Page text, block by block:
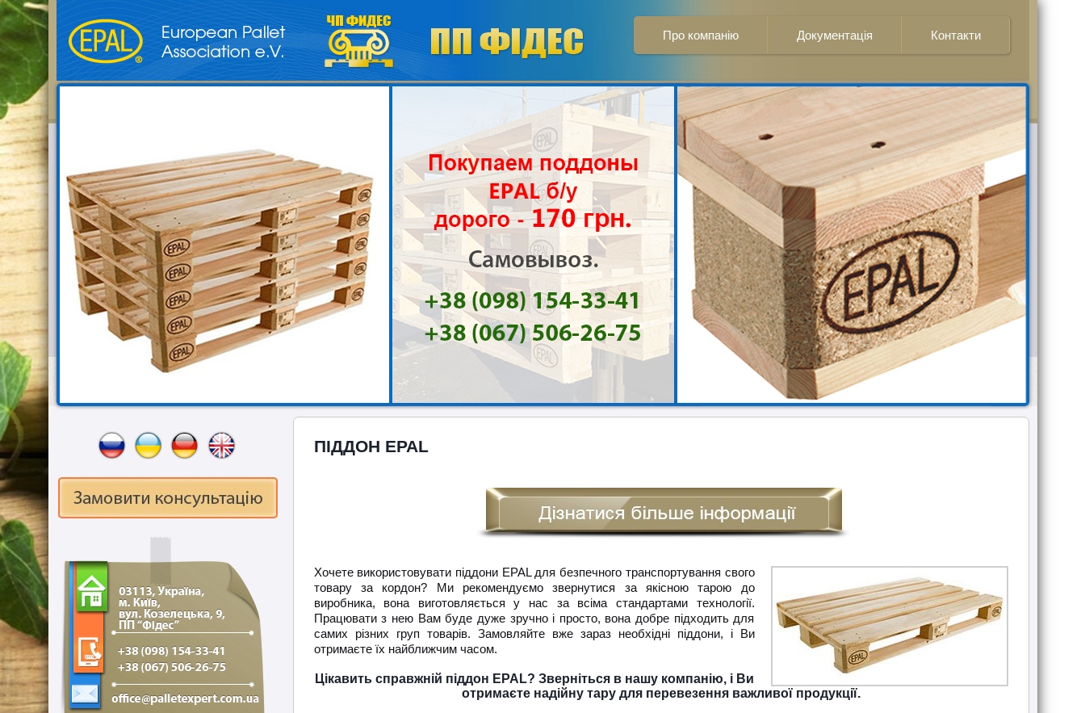
Про компанію Документація Контакти
ПІДДОН EPAL
Хочете використовувати піддони EPAL для безпечного транспортування свого
товару за кордон? Ми рекомендуємо звернутися за якісною тарою до
виробника, вона виготовляється у нас за всіма стандартами технології.
Працювати з нею Вам буде дуже зручно і просто, вона добре підходить для
самих різних груп товарів. Замовляйте вже зараз необхідні піддони, і Ви
отримаєте їх найближчим часом.
Цікавить справжній піддон EPAL? Зверніться в нашу компанію, і Ви
отримаєте надійну тару для перевезення важливої ​​продукції.